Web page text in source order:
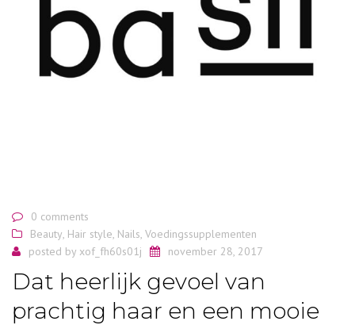
0 comments
Beauty, Hair style, Nails, Voedingssupplementen
posted by xof_fh60s01j november 28, 2017
Dat heerlijk gevoel van
prachtig haar en een mooie